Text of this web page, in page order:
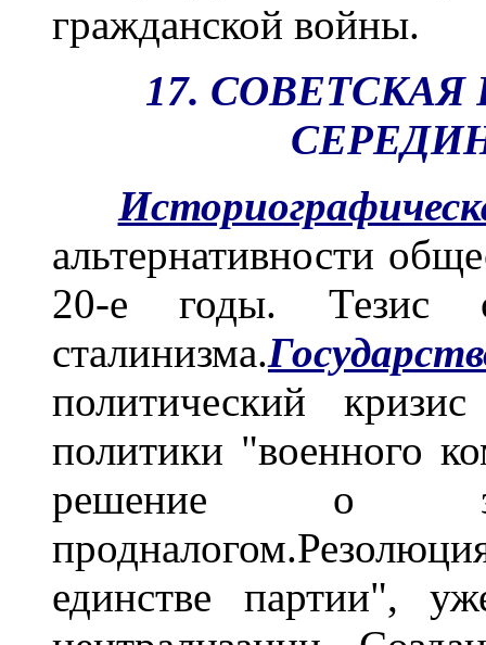
гражданской войны.
17.
альтернативности
20-е годы. Тезис
сталинизма.
политический
политики "военного
решение о
единстве партии",